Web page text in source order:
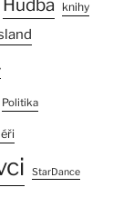
Hudba knihy
Politika
StarDance